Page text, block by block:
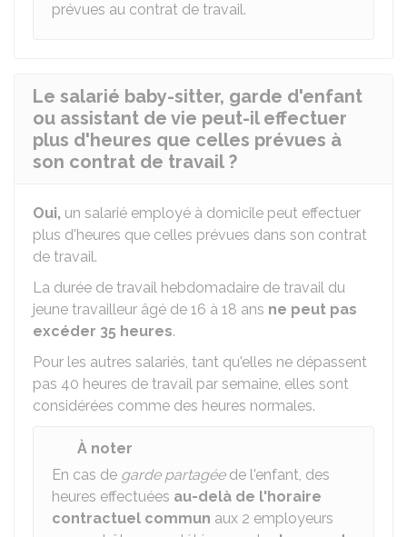
prévues au contrat de travail.
Le salarié baby-sitter, garde d'enfant
ou assistant de vie peut-il effectuer
plus d'heures que celles prévues à
son contrat de travail ?
Oui, un salarié employé à domicile peut effectuer
plus d'heures que celles prévues dans son contrat
de travail.
La durée de travail hebdomadaire de travail du
jeune travailleur âgé de 16 à 18 ans ne peut pas
excéder 35 heures.
Pour les autres salariés, tant qu'elles ne dépassent
pas 40 heures de travail par semaine, elles sont
considérées comme des heures normales.
À noter
En cas de garde partagéede l'enfant, des
heures effectuées au-delà de l'horaire
contractuel commun aux 2 employeurs